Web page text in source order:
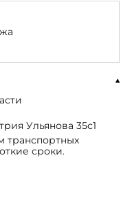
Ульянова 35с1
транспортных
сроки.